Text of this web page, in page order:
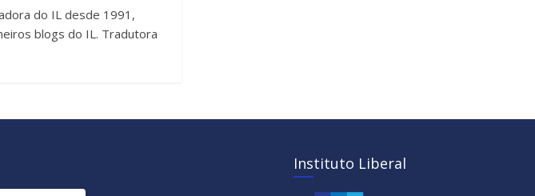
do IL desde 1991,
blogs do IL. Tradutora
Instituto Liberal